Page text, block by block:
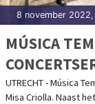
8 november
MÚSICA
MISSA SAN
UTRECHT - Música
Misa Criolla. Naast